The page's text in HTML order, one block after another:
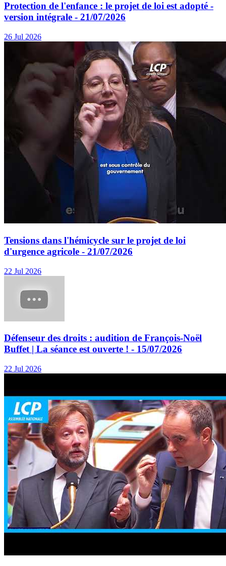
Protection de l'enfance : le projet de loi est adopté -
version intégrale - 21/07/2026
26 Jul 2026
Tensions dans l'hémicycle sur le projet de loi
d'urgence agricole - 21/07/2026
22 Jul 2026
Défenseur des droits : audition de François-Noël
Buffet | La séance est ouverte ! - 15/07/2026
22 Jul 2026